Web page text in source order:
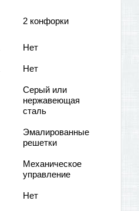
2 конфорки
Нет
Нет
Cерый или
нержавеющая
сталь
Эмалированные
решетки
Механическое
управление
Нет